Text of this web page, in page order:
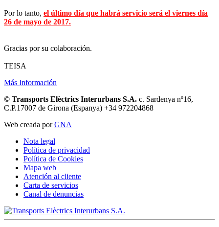
Por lo tanto, el último día que habrá servicio será el viernes día
26 de mayo de 2017.
Gracias por su colaboración.
TEISA
Más Información
© Transports Elèctrics Interurbans S.A. c. Sardenya nº16,
C.P.17007 de Girona (Espanya) +34 972204868
Web creada porGNA
Nota legal
Política de privacidad
Política de Cookies
Mapa web
Atención al cliente
Carta de servicios
Canal de denuncias